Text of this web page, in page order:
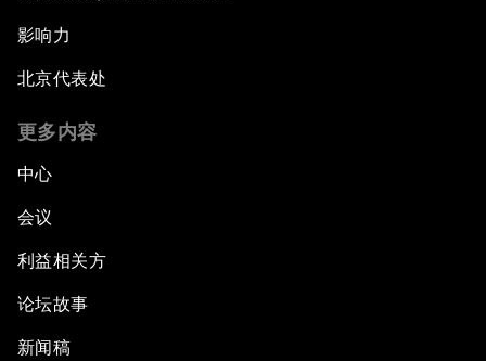
影响力
北京代表处
更多内容
中心
会议
利益相关方
论坛故事
新闻稿